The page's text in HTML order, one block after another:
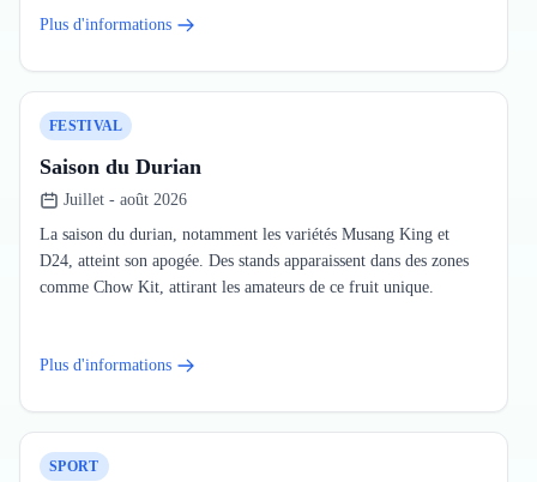
Plus d'informations
FESTIVAL
Saison du Durian
Juillet - août 2026
La saison du durian, notamment les variétés Musang King et
D24, atteint son apogée. Des stands apparaissent dans des zones
comme Chow Kit, attirant les amateurs de ce fruit unique.
Plus d'informations
SPORT